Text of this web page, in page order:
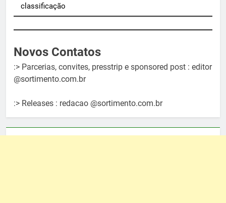
classificação
Novos Contatos
:> Parcerias, convites, presstrip e sponsored post : editor
@sortimento.com.br
:> Releases : redacao @sortimento.com.br